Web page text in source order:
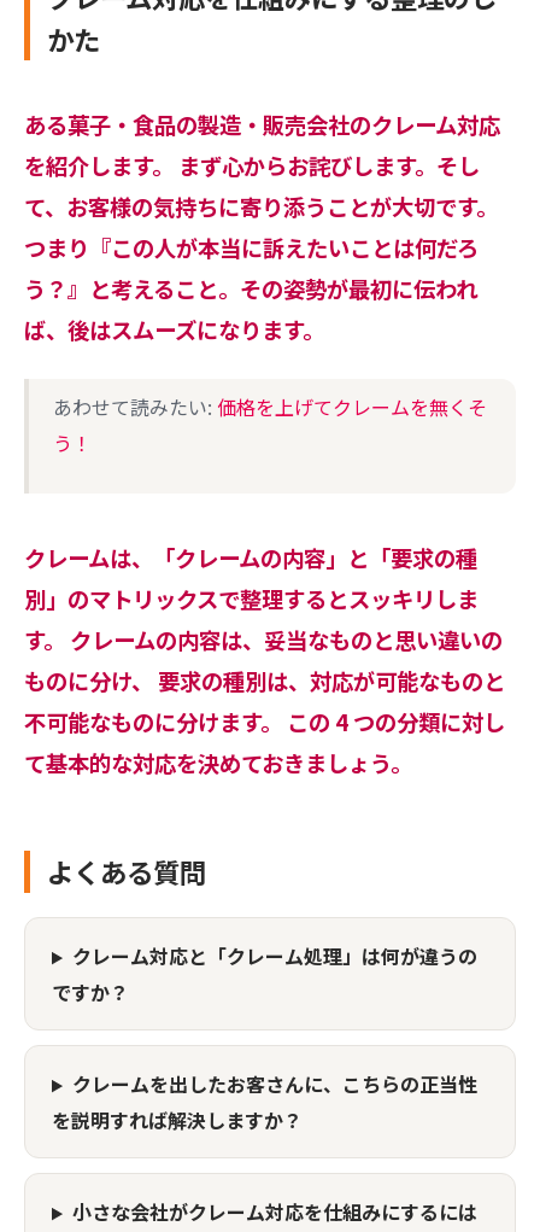
かた
ある菓子・食品の製造・販売会社のクレーム対応
を紹介します。 まず心からお詫びします。そし
て、お客様の気持ちに寄り添うことが大切です。
つまり『この人が本当に訴えたいことは何だろ
う？』と考えること。その姿勢が最初に伝われ
ば、後はスムーズになります。
あわせて読みたい: 価格を上げてクレームを無くそ
う！
クレームは、「クレームの内容」と「要求の種
別」のマトリックスで整理するとスッキリしま
す。 クレームの内容は、妥当なものと思い違いの
ものに分け、 要求の種別は、対応が可能なものと
不可能なものに分けます。 この 4 つの分類に対し
て基本的な対応を決めておきましょう。
よくある質問
クレーム対応と「クレーム処理」は何が違うの
ですか？
クレームを出したお客さんに、こちらの正当性
を説明すれば解決しますか？
小さな会社がクレーム対応を仕組みにするには